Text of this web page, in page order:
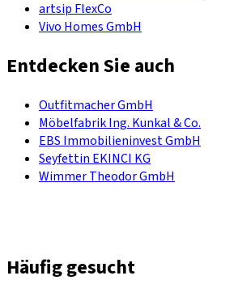
artsip FlexCo
Vivo Homes GmbH
Entdecken Sie auch
Outfitmacher GmbH
Möbelfabrik Ing. Kunkal & Co.
EBS Immobilieninvest GmbH
Seyfettin EKINCI KG
Wimmer Theodor GmbH
Häufig gesucht